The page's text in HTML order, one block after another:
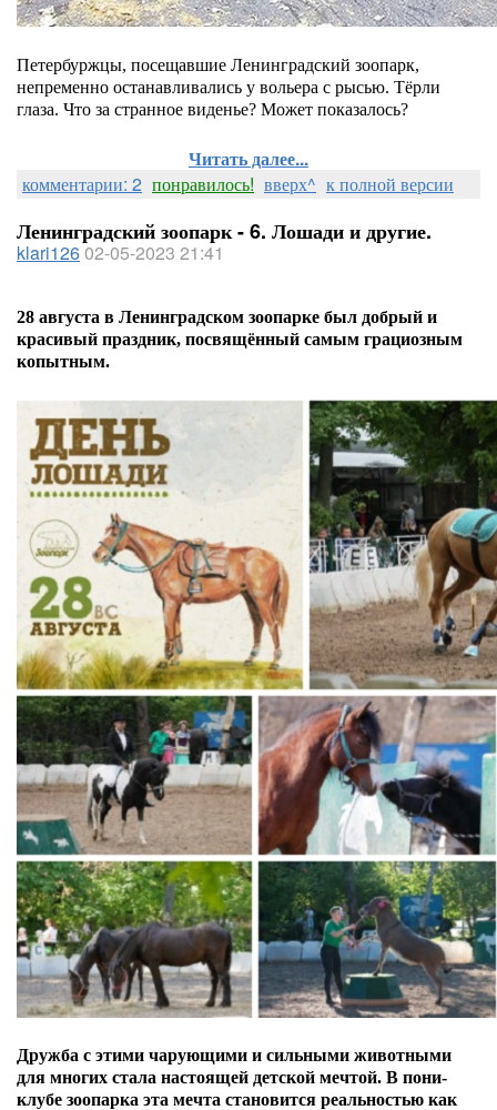
Петербуржцы, посещавшие Ленинградский зоопарк,
непременно останавливались у вольера с рысью. Тёрли
глаза. Что за странное виденье? Может показалось?
Читать далее...
комментарии: 2 понравилось! вверх^ к полной версии
Ленинградский зоопарк - 6. Лошади и другие.
klari12602-05-2023 21:41
28 августа в Ленинградском зоопарке был добрый и
красивый праздник, посвящённый самым грациозным
копытным.
Дружба с этими чарующими и сильными животными
для многих стала настоящей детской мечтой. В пони-
клубе зоопарка эта мечта становится реальностью как